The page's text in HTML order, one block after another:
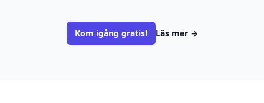
Kom igång gratis! Läs mer →